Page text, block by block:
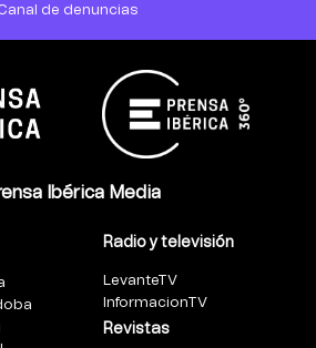
de denuncias
Ibérica Media
Radio y televisión
LevanteTV
InformacionTV
Revistas